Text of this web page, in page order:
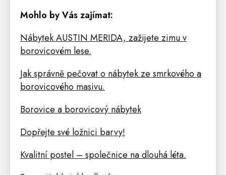
Mohlo by Vás zajímat:
Nábytek AUSTIN MERIDA, zažijete zimu v
borovicovém lese.
Jak správně pečovat o nábytek ze smrkového a
borovicového masivu.
Borovice a borovicový nábytek
Dopřejte své ložnici barvy!
Kvalitní postel – společnice na dlouhá léta.